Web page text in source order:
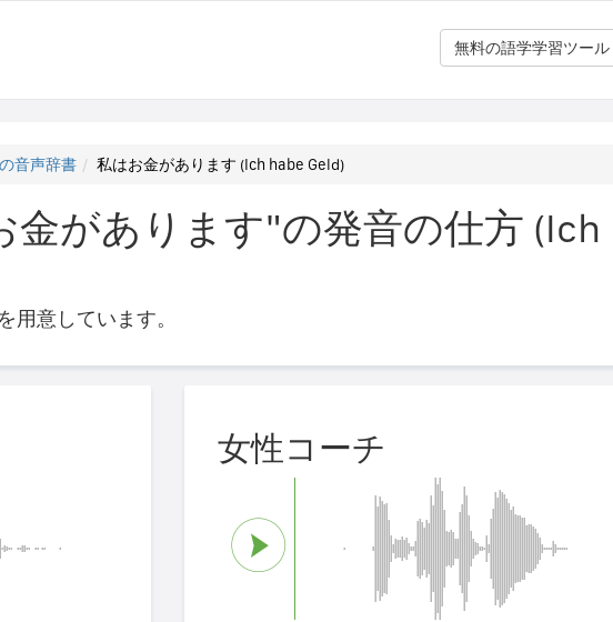
無料の語学学習ツール
音声辞書 私はお金があります (Ich habe Geld)
金があります"の発音の仕方 (Ich
用意しています。
女性コーチ